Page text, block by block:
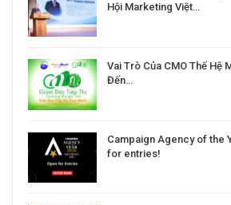
Hội Marketing Việt…
Vai Trò Của CMO Thế Hệ
Đến…
Campaign Agency of the
for entries!